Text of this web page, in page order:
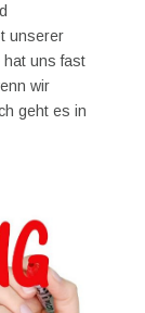
unserer
hat uns fast
wir
geht es in